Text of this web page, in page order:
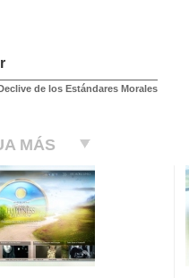
de los Estándares Morales
MÁS